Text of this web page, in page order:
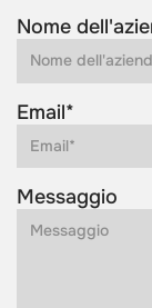
Nome
Email*
Messaggio